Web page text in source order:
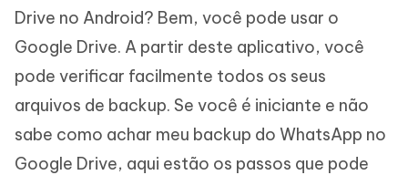
Drive no Android? Bem, você pode usar o
Google Drive. A partir deste aplicativo, você
pode verificar facilmente todos os seus
arquivos de backup. Se você é iniciante e não
sabe como achar meu backup do WhatsApp no
Google Drive, aqui estão os passos que pode